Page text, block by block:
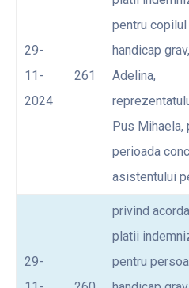
29-
11-
2024
261
pentru copilul
handicap
Adelina,
Pus Mihaela,
perioada
asistentului
29-
privind
platii
pentru